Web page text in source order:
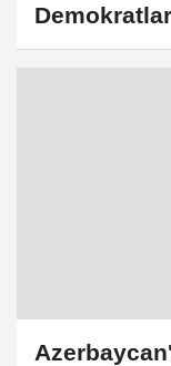
Başkanı